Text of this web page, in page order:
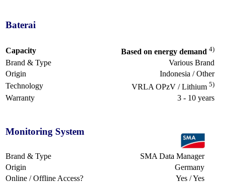
Baterai
Capacity Based on energy demand 4)
Brand & Type
Various Brand
Origin
Indonesia / Other
Technology
VRLA OPzV / Lithium 5)
Warranty 3 - 10 years
Monitoring System
Brand & Type
SMA Data Manager
Origin
Germany
Online / Offline Access?
Yes / Yes